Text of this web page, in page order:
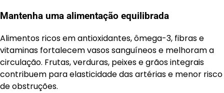
Mantenha uma alimentação equilibrada
Alimentos ricos em antioxidantes, ômega-3, fibras e
vitaminas fortalecem vasos sanguíneos e melhoram a
circulação. Frutas, verduras, peixes e grãos integrais
contribuem para elasticidade das artérias e menor risco
de obstruções.